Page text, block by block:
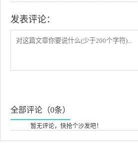
发表评论：
全部评论（0条）
暂无评论，快抢个沙发吧！